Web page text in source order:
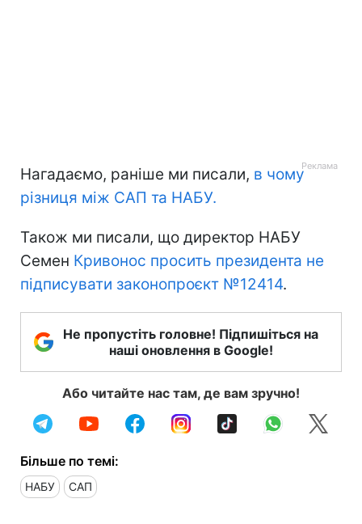
Нагадаємо, раніше ми писали, в чому
різниця між САП та НАБУ.
Також ми писали, що директор НАБУ
Семен Кривонос просить президента не
підписувати законопроєкт №12414.
Не пропустіть головне! Підпишіться на
наші оновлення в Google!
Або читайте нас там, де вам зручно!
Більше по темі:
НАБУ САП